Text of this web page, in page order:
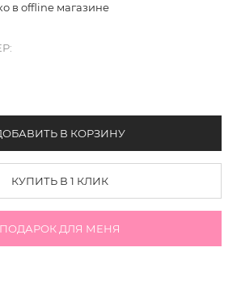
в offline магазине
В КОРЗИНУ
КУПИТЬ В 1 КЛИК
ПОДАРОК ДЛЯ МЕНЯ